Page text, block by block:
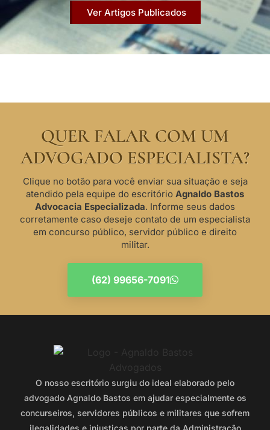
Ver Artigos Publicados
QUER FALAR COM UM
ADVOGADO ESPECIALISTA?
Clique no botão para você enviar sua situação e seja
atendido pela equipe do escritório Agnaldo Bastos
Advocacia Especializada. Informe seus dados
corretamente caso deseje contato de um especialista
em concurso público, servidor público e direito
militar.
(62) 99656-7091
O nosso escritório surgiu do ideal elaborado pelo
advogado Agnaldo Bastos em ajudar especialmente os
concurseiros, servidores públicos e militares que sofrem
ilegalidades e injustiças por parte da Administração